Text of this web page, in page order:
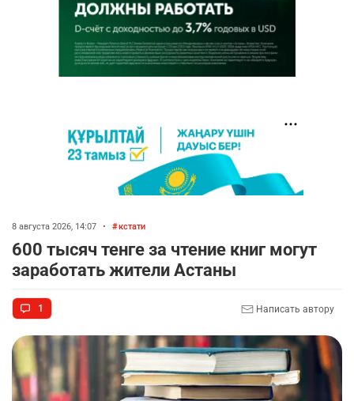
8 августа 2026, 14:07 • кстати
600 тысяч тенге за чтение книг могут
заработать жители Астаны
1 Написать автору